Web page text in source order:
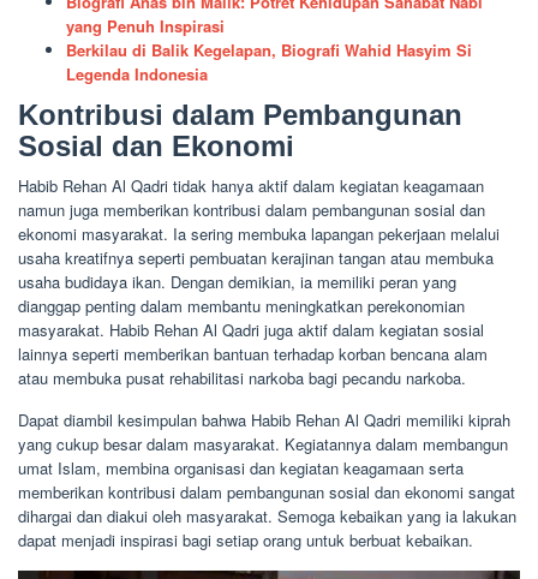
yang Penuh Inspirasi
Berkilau di Balik Kegelapan, Biografi Wahid Hasyim Si
Legenda Indonesia
Kontribusi dalam Pembangunan
Sosial dan Ekonomi
Habib Rehan Al Qadri tidak hanya aktif dalam kegiatan keagamaan
namun juga memberikan kontribusi dalam pembangunan sosial dan
ekonomi masyarakat. Ia sering membuka lapangan pekerjaan melalui
usaha kreatifnya seperti pembuatan kerajinan tangan atau membuka
usaha budidaya ikan. Dengan demikian, ia memiliki peran yang
dianggap penting dalam membantu meningkatkan perekonomian
masyarakat. Habib Rehan Al Qadri juga aktif dalam kegiatan sosial
lainnya seperti memberikan bantuan terhadap korban bencana alam
atau membuka pusat rehabilitasi narkoba bagi pecandu narkoba.
Dapat diambil kesimpulan bahwa Habib Rehan Al Qadri memiliki kiprah
yang cukup besar dalam masyarakat. Kegiatannya dalam membangun
umat Islam, membina organisasi dan kegiatan keagamaan serta
memberikan kontribusi dalam pembangunan sosial dan ekonomi sangat
dihargai dan diakui oleh masyarakat. Semoga kebaikan yang ia lakukan
dapat menjadi inspirasi bagi setiap orang untuk berbuat kebaikan.